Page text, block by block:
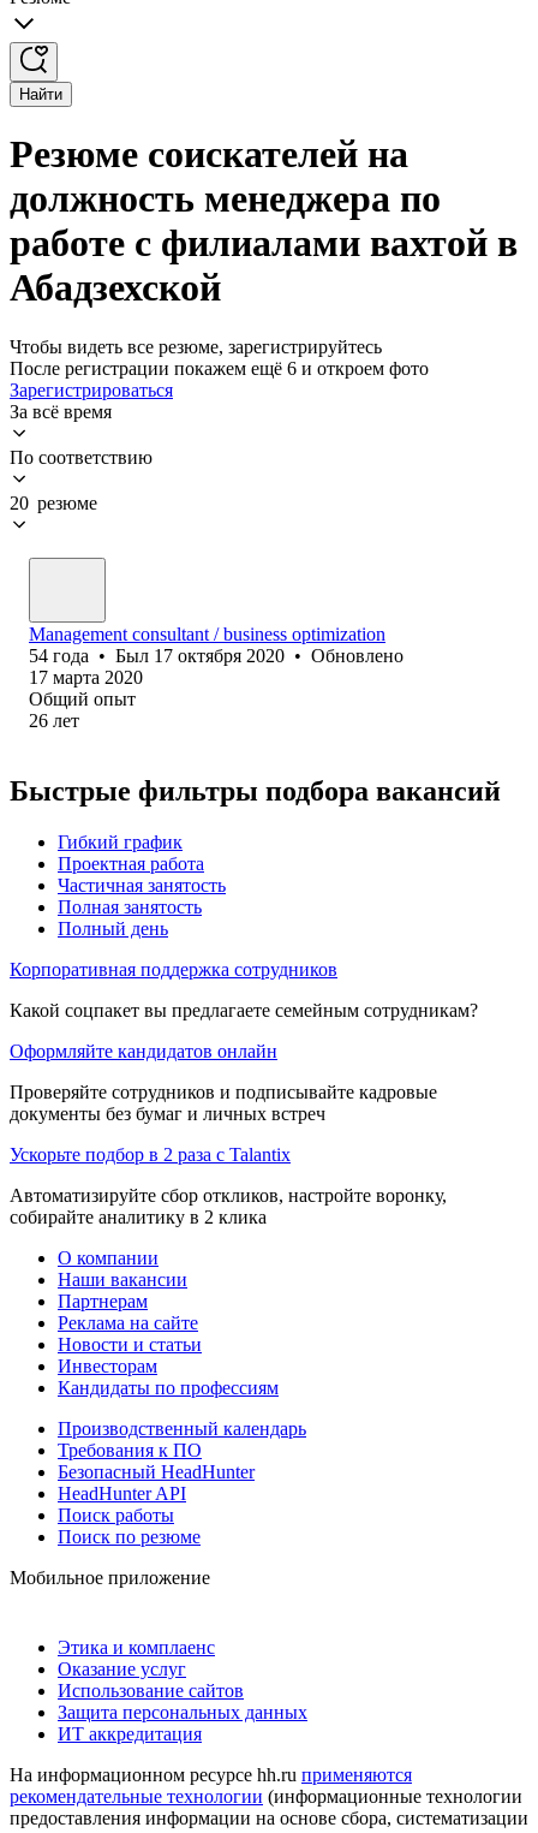
Найти
Резюме соискателей на
должность менеджера по
работе с филиалами вахтой в
Абадзехской
Чтобы видеть все резюме, зарегистрируйтесь
После регистрации покажем ещё 6 и откроем фото
Зарегистрироваться
За всё время
По соответствию
20 резюме
Management consultant / business optimization
54 года • Был 17 октября 2020 • Обновлено
17 марта 2020
Общий опыт
26 лет
Быстрые фильтры подбора вакансий
Гибкий график
Проектная работа
Частичная занятость
Полная занятость
Полный день
Корпоративная поддержка сотрудников
Какой соцпакет вы предлагаете семейным сотрудникам?
Оформляйте кандидатов онлайн
Проверяйте сотрудников и подписывайте кадровые
документы без бумаг и личных встреч
Ускорьте подбор в 2 раза с Talantix
Автоматизируйте сбор откликов, настройте воронку,
собирайте аналитику в 2 клика
О компании
Наши вакансии
Партнерам
Реклама на сайте
Новости и статьи
Инвесторам
Кандидаты по профессиям
Производственный календарь
Требования к ПО
Безопасный HeadHunter
HeadHunter API
Поиск работы
Поиск по резюме
Мобильное приложение
Этика и комплаенс
Оказание услуг
Использование сайтов
Защита персональных данных
ИТ аккредитация
На информационном ресурсе hh.ru применяются
рекомендательные технологии (информационные технологии
предоставления информации на основе сбора, систематизации